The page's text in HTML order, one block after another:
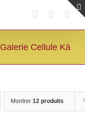
Galerie Cellule Kä
Montrer 12 produits